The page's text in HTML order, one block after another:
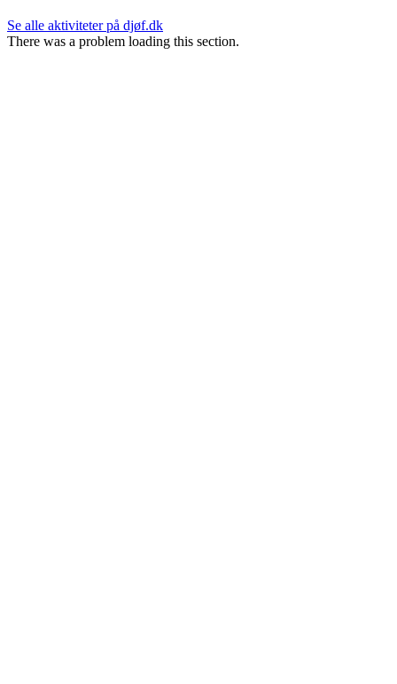
Se alle aktiviteter på djøf.dk
There was a problem loading this section.